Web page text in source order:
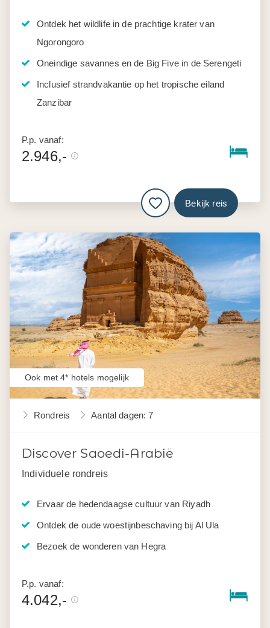
Ontdek het wildlife in de prachtige krater van
Ngorongoro
Oneindige savannes en de Big Five in de Serengeti
Inclusief strandvakantie op het tropische eiland
Zanzibar
P.p. vanaf:
2.946,-
Bekijk reis
Rondreis Aantal dagen: 7
Discover Saoedi-Arabië
Individuele rondreis
Ervaar de hedendaagse cultuur van Riyadh
Ontdek de oude woestijnbeschaving bij Al Ula
Bezoek de wonderen van Hegra
Ook met 4* hotels mogelijk
P.p. vanaf:
4.042,-